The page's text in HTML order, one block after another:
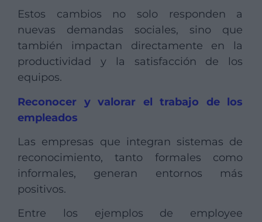
Estos cambios no solo responden a
nuevas demandas sociales, sino que
también impactan directamente en la
productividad y la satisfacción de los
equipos.
Reconocer y valorar el trabajo de los
empleados
Las empresas que integran sistemas de
reconocimiento, tanto formales como
informales, generan entornos más
positivos.
Entre los ejemplos de employee